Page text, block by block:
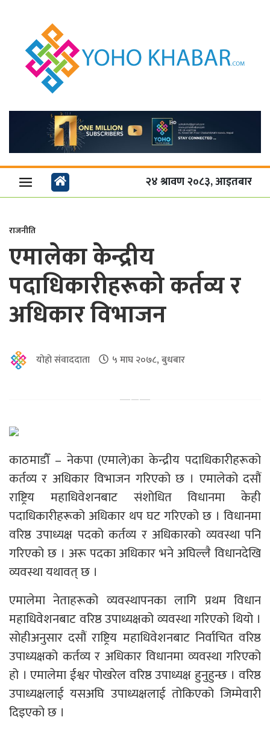
२४ श्रावण २०८३, आइतबार
राजनीति
एमालेका केन्द्रीय
पदाधिकारीहरूको कर्तव्य र
अधिकार विभाजन
योहो संवाददाता ५ माघ २०७८, बुधबार
काठमाडौँ – नेकपा (एमाले)का केन्द्रीय पदाधिकारीहरूको
कर्तव्य र अधिकार विभाजन गरिएको छ । एमालेको दसौं
राष्ट्रिय महाधिवेशनबाट संशोधित विधानमा केही
पदाधिकारीहरूको अधिकार थप घट गरिएको छ । विधानमा
वरिष्ठ उपाध्यक्ष पदको कर्तव्य र अधिकारको व्यवस्था पनि
गरिएको छ । अरू पदका अधिकार भने अघिल्लै विधानदेखि
व्यवस्था यथावत् छ ।
एमालेमा नेताहरूको व्यवस्थापनका लागि प्रथम विधान
महाधिवेशनबाट वरिष्ठ उपाध्यक्षको व्यवस्था गरिएको थियो ।
सोहीअनुसार दसौं राष्ट्रिय महाधिवेशनबाट निर्वाचित वरिष्ठ
उपाध्यक्षको कर्तव्य र अधिकार विधानमा व्यवस्था गरिएको
हो । एमालेमा ईश्वर पोखरेल वरिष्ठ उपाध्यक्ष हुनुहुन्छ । वरिष्ठ
उपाध्यक्षलाई यसअघि उपाध्यक्षलाई तोकिएको जिम्मेवारी
दिइएको छ ।